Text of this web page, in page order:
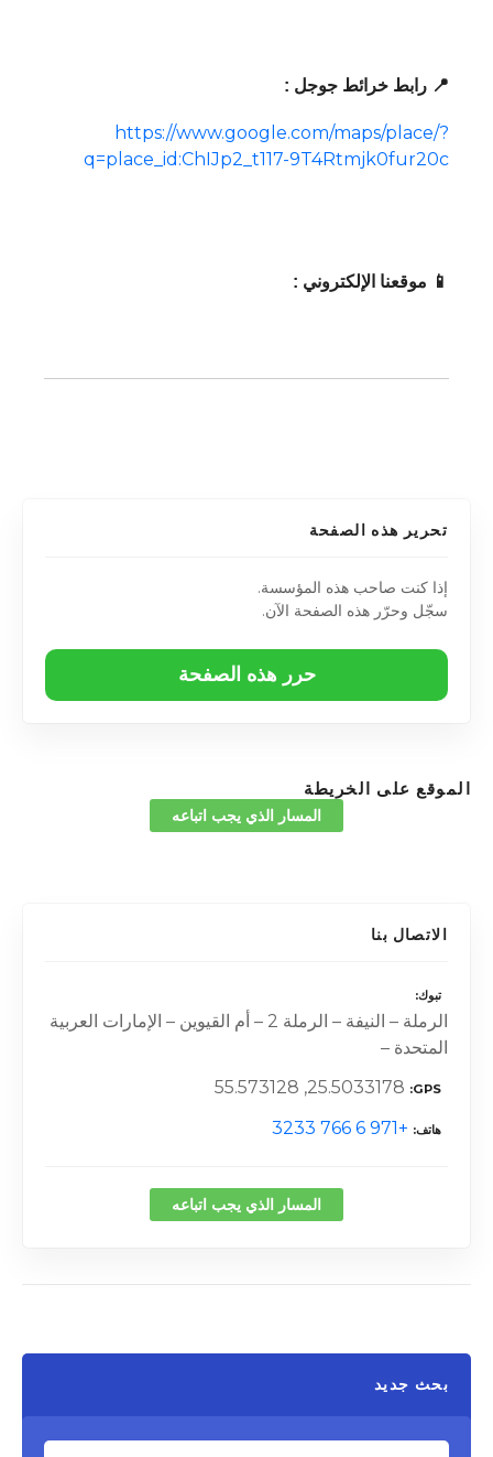
📍 رابط خرائط جوجل :
https://www.google.com/maps/place/?
q=place_id:ChIJp2_t117-9T4Rtmjk0fur20c
📱 موقعنا الإلكتروني :
تحرير هذه الصفحة
إذا كنت صاحب هذه المؤسسة.
سجّل وحرّر هذه الصفحة الآن.
حرر هذه الصفحة
الموقع على الخريطة
المسار الذي يجب اتباعه
الاتصال بنا
تبوك
الرملة – النيفة – الرملة 2 – أم القيوين – الإمارات العربية
المتحدة –
GPS
25.5033178, 55.573128
هاتف +971 6 766 3233
المسار الذي يجب اتباعه
بحث جديد